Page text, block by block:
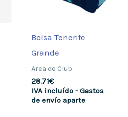
Bolsa Tenerife
Grande
Area de Club
28.71€
IVA incluído - Gastos
de envío aparte